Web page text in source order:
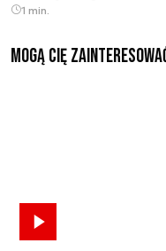
1 min.
Mogą Cię